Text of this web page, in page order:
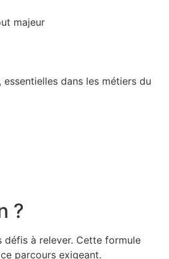
majeur
dans les métiers du
?
à relever. Cette formule
parcours exigeant.